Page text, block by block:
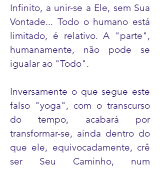
Infinito, a unir-se a Ele, sem Sua
Vontade... Todo o humano está
limitado, é relativo. A "parte",
humanamente, não pode se
igualar ao "Todo".
Inversamente o que segue este
falso "yoga", com o transcurso
do tempo, acabará por
transformar-se, ainda dentro do
que ele, equivocadamente, crê
ser Seu Caminho, num